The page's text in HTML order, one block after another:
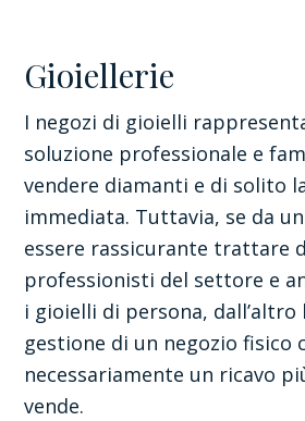
Gioiellerie
I negozi di gioielli
soluzione professionale e
vendere diamanti e di solito
immediata. Tuttavia, se da
essere rassicurante trattare
professionisti del settore e
i gioielli di persona,
gestione di un negozio fisico
necessariamente un ricavo
vende.